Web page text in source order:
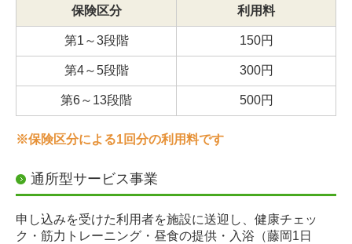
生活支援体制整備事業
藤岡市共同募金委員会
社会福祉法人連絡会
貸出事業
ほっとサロン
保険区分 利用料
第1～3段階 150円
第4～5段階 300円
第6～13段階 500円
※保険区分による1回分の利用料です
通所型サービス事業
申し込みを受けた利用者を施設に送迎し、健康チェッ
ク・筋力トレーニング・昼食の提供・入浴（藤岡1日